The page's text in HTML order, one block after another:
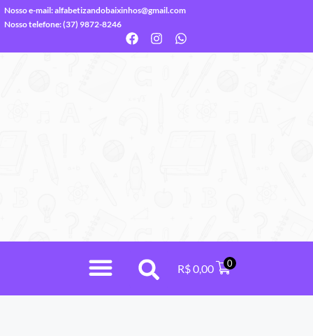
Nosso e-mail:alfabetizandobaixinhos@gmail.com
Nosso telefone: (37) 9872-8246
R$0,00 0